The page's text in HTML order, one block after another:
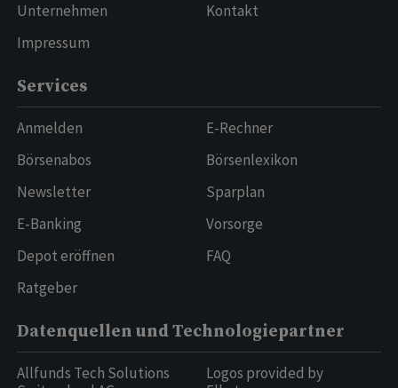
Unternehmen
Impressum
Kontakt
Services
Anmelden
Börsenabos
Newsletter
E-Banking
Depot eröffnen
Ratgeber
E-Rechner
Börsenlexikon
Sparplan
Vorsorge
FAQ
Datenquellen und Technologiepartner
Allfunds Tech Solutions
Logos provided by